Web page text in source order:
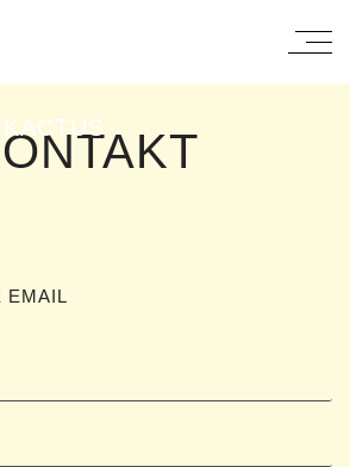
EMAIL